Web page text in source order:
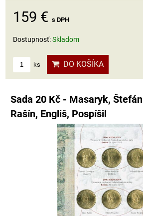
159 € s DPH
Dostupnosť:Skladom
ks DO KOŠÍKA
Sada 20 Kč - Masaryk,
Rašín, Engliš, Pospíšil